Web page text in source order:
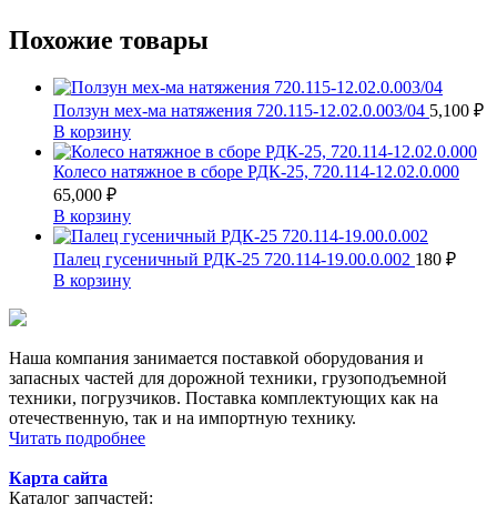
Похожие товары
Ползун мех-ма натяжения 720.115-12.02.0.003/04 5,100 ₽
В корзину
Колесо натяжное в сборе РДК-25, 720.114-12.02.0.000
65,000 ₽
В корзину
Палец гусеничный РДК-25 720.114-19.00.0.002 180 ₽
В корзину
Наша компания занимается поставкой оборудования и
запасных частей для дорожной техники, грузоподъемной
техники, погрузчиков. Поставка комплектующих как на
отечественную, так и на импортную технику.
Читать подробнее
Карта сайта
Каталог запчастей: